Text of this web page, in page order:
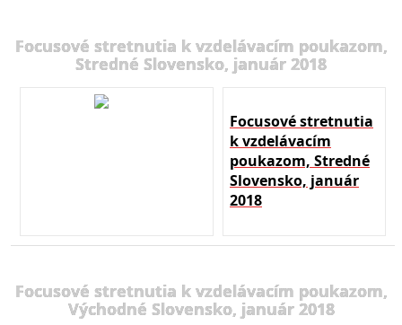
Focusové stretnutia k vzdelávacím poukazom,
Stredné Slovensko, január 2018
Focusové stretnutia
k vzdelávacím
poukazom, Stredné
Slovensko, január
2018
Focusové stretnutia k vzdelávacím poukazom,
Východné Slovensko, január 2018